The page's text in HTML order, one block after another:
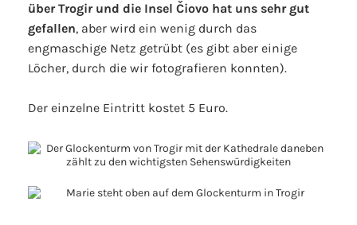
über Trogir und die Insel Čiovo hat uns sehr gut
gefallen, aber wird ein wenig durch das
engmaschige Netz getrübt (es gibt aber einige
Löcher, durch die wir fotografieren konnten).
Der einzelne Eintritt kostet 5 Euro.